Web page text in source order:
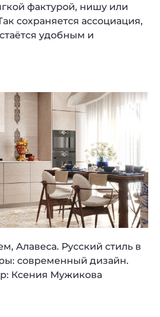
фактурой, нишу или
сохраняется ассоциация,
удобным и
Алавеса. Русский стиль в
современный дизайн.
Ксения Мужикова